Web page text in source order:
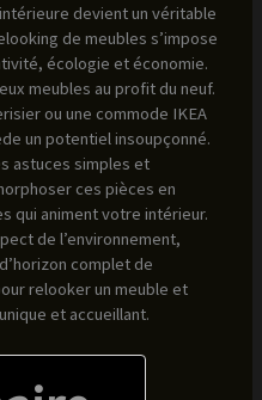
devient un véritable
de meubles s’impose
écologie et économie.
meubles au profit du neuf.
ou une commode IKEA
un potentiel insoupçonné.
astuces simples et
ces pièces en
qui animent votre intérieur.
de l’environnement,
complet de
relooker un meuble et
et accueillant.